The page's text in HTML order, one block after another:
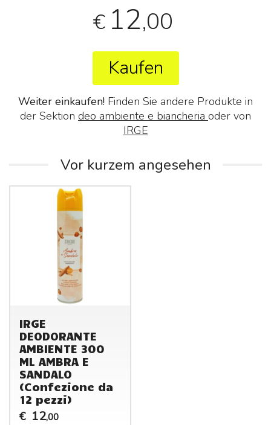
€ 12,00
Kaufen
Weiter einkaufen! Finden Sie andere Produkte in
der Sektion deo ambiente e biancheria oder von
IRGE
Vor kurzem angesehen
IRGE
DEODORANTE
AMBIENTE 300
ML AMBRA E
SANDALO
(Confezione da
12 pezzi)
€ 12,00